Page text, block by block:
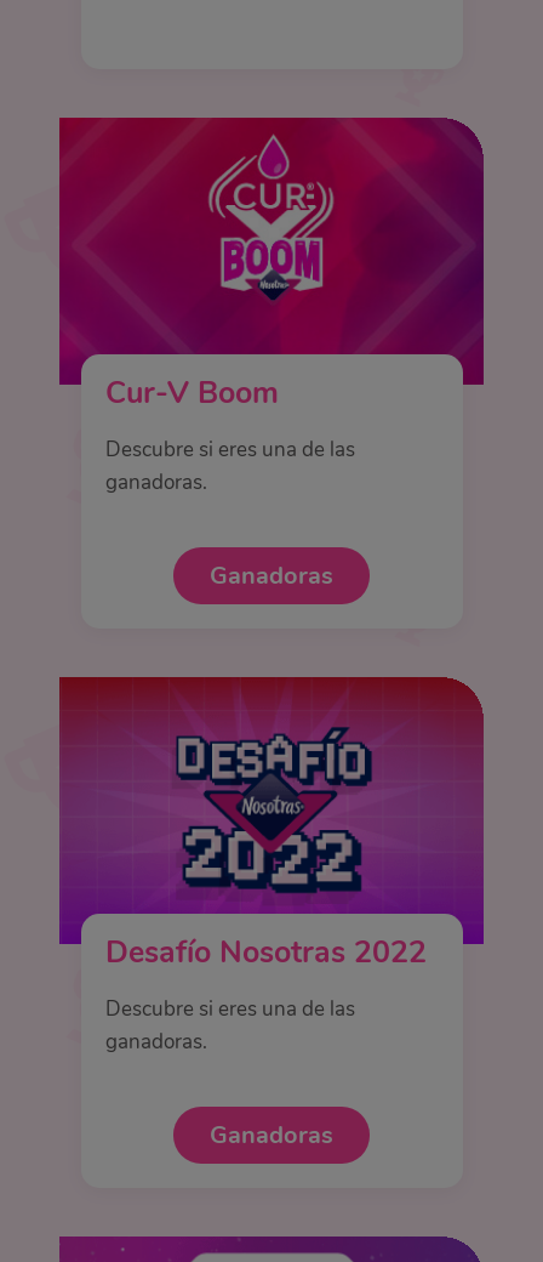
Cur-V Boom
Descubre si eres una de las
ganadoras.
Ganadoras
Desafío Nosotras 2022
Descubre si eres una de las
ganadoras.
Ganadoras